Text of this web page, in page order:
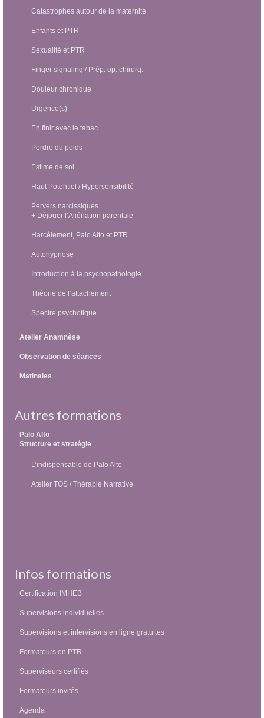
Catastrophes autour de la maternité
Enfants et PTR
Sexualité et PTR
Finger signaling / Prép. op. chirurg.
Douleur chronique
Urgence(s)
En finir avec le tabac
Perdre du poids
Estime de soi
Haut Potentiel / Hypersensibilité
Pervers narcissiques
+ Déjouer l’Aliénation parentale
Harcèlement, Palo Alto et PTR
Autohypnose
Introduction à la psychopathologie
Théorie de l’attachement
Spectre psychotique
Atelier Anamnèse
Observation de séances
Matinales
Autres formations
Palo Alto
Structure et stratégie
L’indispensable de Palo Alto
Atelier TOS / Thérapie Narrative
Infos formations
Certification IMHEB
Supervisions individuelles
Supervisions et intervisions en ligne gratuites
Formateurs en PTR
Superviseurs certifiés
Formateurs invités
Agenda